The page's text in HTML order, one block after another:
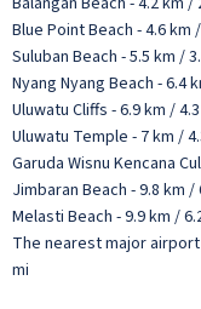
Blue Point Beach - 4.6 km
Suluban Beach - 5.5 km /
Nyang Nyang Beach - 6.4
Uluwatu Cliffs - 6.9 km /
Uluwatu Temple - 7 km /
Garuda Wisnu Kencana
Jimbaran Beach - 9.8 km /
Melasti Beach - 9.9 km /
The nearest major airport
mi